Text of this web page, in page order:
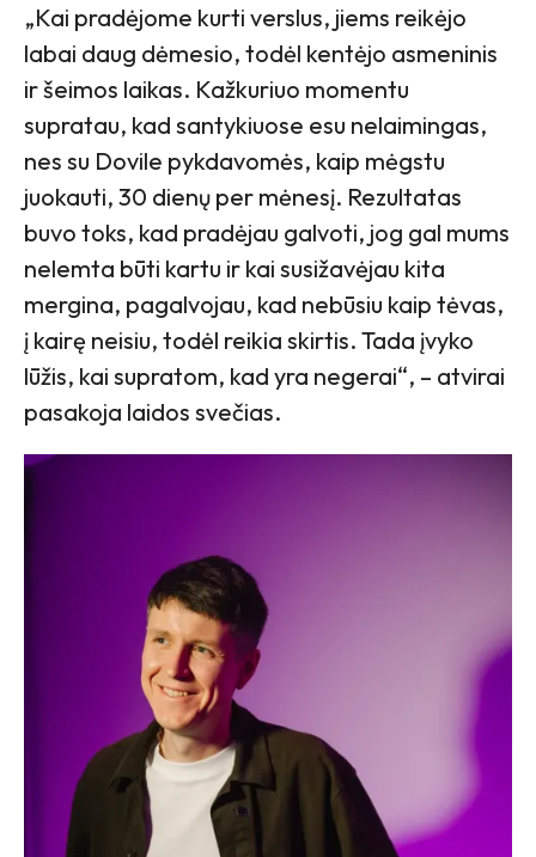
„Kai pradėjome kurti verslus, jiems reikėjo
labai daug dėmesio, todėl kentėjo asmeninis
ir šeimos laikas. Kažkuriuo momentu
supratau, kad santykiuose esu nelaimingas,
nes su Dovile pykdavomės, kaip mėgstu
juokauti, 30 dienų per mėnesį. Rezultatas
buvo toks, kad pradėjau galvoti, jog gal mums
nelemta būti kartu ir kai susižavėjau kita
mergina, pagalvojau, kad nebūsiu kaip tėvas,
į kairę neisiu, todėl reikia skirtis. Tada įvyko
lūžis, kai supratom, kad yra negerai“, – atvirai
pasakoja laidos svečias.